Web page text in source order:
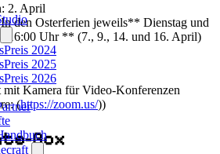
2024
2025
2026
2. April
den Osterferien jeweils** Dienstag und
16:00 Uhr ** (7., 9., 14. und 16. April)
mit Kamera für Video-Konferenzen
(https://zoom.us/))
Box